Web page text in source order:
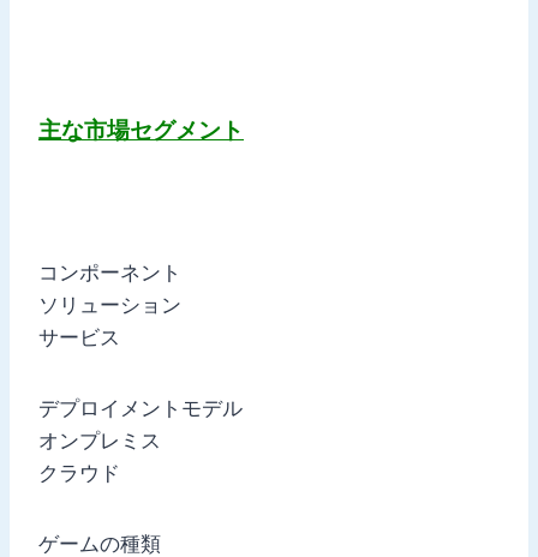
主な市場セグメント
コンポーネント
ソリューション
サービス
デプロイメントモデル
オンプレミス
クラウド
ゲームの種類